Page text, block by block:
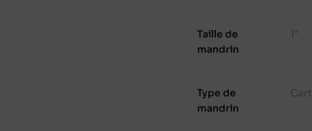
Taille de
mandrin
1"
Type de
mandrin